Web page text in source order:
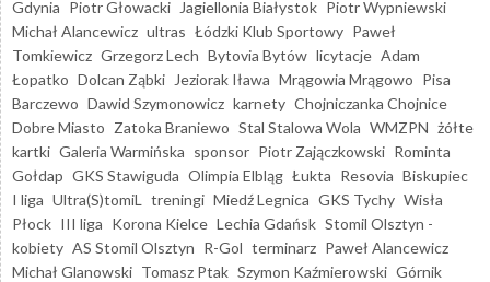
Gdynia Piotr Głowacki Jagiellonia Białystok Piotr Wypniewski
Michał Alancewicz ultras Łódzki Klub Sportowy Paweł
Tomkiewicz Grzegorz Lech Bytovia Bytów licytacje Adam
Łopatko Dolcan Ząbki Jeziorak Iława Mrągowia Mrągowo Pisa
Barczewo Dawid Szymonowicz karnety Chojniczanka Chojnice
Dobre Miasto Zatoka Braniewo Stal Stalowa Wola WMZPN żółte
kartki Galeria Warmińska sponsor Piotr Zajączkowski Rominta
Gołdap GKS Stawiguda Olimpia Elbląg Łukta Resovia Biskupiec
I liga Ultra(S)tomiL treningi Miedź Legnica GKS Tychy Wisła
Płock III liga Korona Kielce Lechia Gdańsk Stomil Olsztyn -
kobiety AS Stomil Olsztyn R-Gol terminarz Paweł Alancewicz
Michał Glanowski Tomasz Ptak Szymon Kaźmierowski Górnik